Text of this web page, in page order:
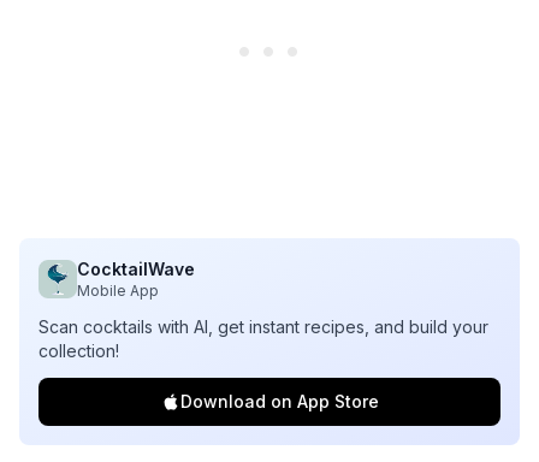
CocktailWave
Mobile App
Scan cocktails with AI, get instant recipes, and build your
collection!
Download on App Store